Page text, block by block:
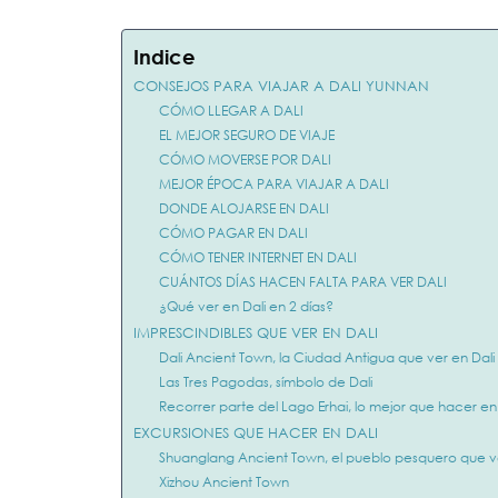
Indice
CONSEJOS PARA VIAJAR A DALI YUNNAN
CÓMO LLEGAR A DALI
EL MEJOR SEGURO DE VIAJE
CÓMO MOVERSE POR DALI
MEJOR ÉPOCA PARA VIAJAR A DALI
DONDE ALOJARSE EN DALI
CÓMO PAGAR EN DALI
CÓMO TENER INTERNET EN DALI
CUÁNTOS DÍAS HACEN FALTA PARA VER DALI
¿Qué ver en Dali en 2 días?
IMPRESCINDIBLES QUE VER EN DALI
Dali Ancient Town, la Ciudad Antigua que ver en Dali
Las Tres Pagodas, símbolo de Dali
Recorrer parte del Lago Erhai, lo mejor que hacer en
EXCURSIONES QUE HACER EN DALI
Shuanglang Ancient Town, el pueblo pesquero que
Xizhou Ancient Town